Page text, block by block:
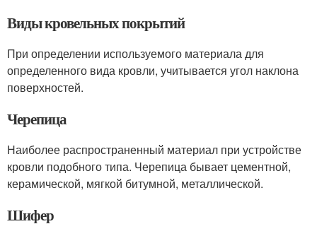
Виды кровельных покрытий
При определении используемого материала для
определенного вида кровли, учитывается угол наклона
поверхностей.
Черепица
Наиболее распространенный материал при устройстве
кровли подобного типа. Черепица бывает цементной,
керамической, мягкой битумной, металлической.
Шифер